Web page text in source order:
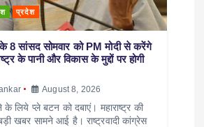
प्रदेश
8 सांसद सोमवार को PM मोदी से करेंगे
के पानी और विकास के मुद्दों पर होगी
August 8, 2026
लिये प्ले बटन को दबाएं। महाराष्ट्र की
खबर सामने आई है। राष्ट्रवादी कांग्रेस